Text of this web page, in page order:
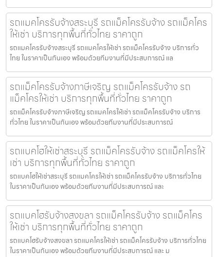
รถแมคโครรับจ้างสระบุรี รถแม็คโครรับจ้าง รถแม็คโคร
ให้เช่า บริการทุกพื้นที่ทั่วไทย ราคาถูก
รถแมคโครรับจ้างสระบุรี รถแมคโครให้เช่า รถแม็คโครรับจ้าง บริการทั่ว
ไทย ในราคาเป็นกันเอง พร้อมด้วยทีมงานที่มีประสบการณ์ แล
รถแม็คโครรับจ้างภาษีเจริญ รถแม็คโครรับจ้าง รถ
แม็คโครให้เช่า บริการทุกพื้นที่ทั่วไทย ราคาถูก
รถแม็คโครรับจ้างภาษีเจริญ รถแมคโครให้เช่า รถแม็คโครรับจ้าง บริการ
ทั่วไทย ในราคาเป็นกันเอง พร้อมด้วยทีมงานที่มีประสบการณ์
รถแบคโฮให้เช่าสระบุรี รถแม็คโครรับจ้าง รถแม็คโครให้
เช่า บริการทุกพื้นที่ทั่วไทย ราคาถูก
รถแบคโฮให้เช่าสระบุรี รถแมคโครให้เช่า รถแม็คโครรับจ้าง บริการทั่วไทย
ในราคาเป็นกันเอง พร้อมด้วยทีมงานที่มีประสบการณ์ และ
รถแบคโฮรับจ้างสงขลา รถแม็คโครรับจ้าง รถแม็คโคร
ให้เช่า บริการทุกพื้นที่ทั่วไทย ราคาถูก
รถแบคโฮรับจ้างสงขลา รถแมคโครให้เช่า รถแม็คโครรับจ้าง บริการทั่วไทย
ในราคาเป็นกันเอง พร้อมด้วยทีมงานที่มีประสบการณ์ และ ม